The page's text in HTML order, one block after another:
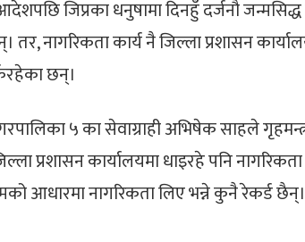
जिप्रका धनुषामा दिनहुँ दर्जनौ
नागरिकता कार्य नै जिल्ला प्रशासन
छन्।
५ का सेवाग्राही अभिषेक साहले
प्रशासन कार्यालयमा धाइरहे पनि
आधारमा नागरिकता लिए भन्ने कुनै रेकर्ड छैन्।